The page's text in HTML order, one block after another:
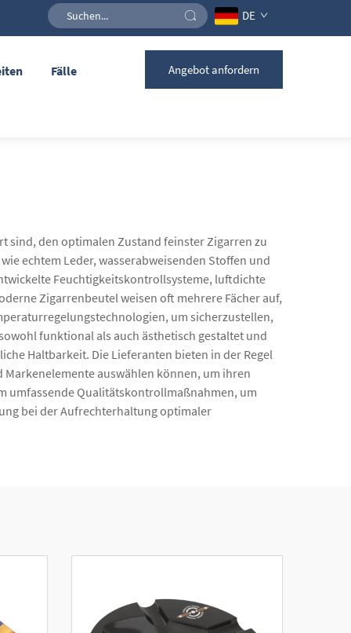
DE
Fälle Angebot anfordern
sind, den optimalen Zustand feinster Zigarren zu
echtem Leder, wasserabweisenden Stoffen und
Feuchtigkeitskontrollsysteme, luftdichte
Zigarrenbeutel weisen oft mehrere Fächer auf,
um sicherzustellen,
funktional als auch ästhetisch gestaltet und
Haltbarkeit. Die Lieferanten bieten in der Regel
auswählen können, um ihren
umfassende Qualitätskontrollmaßnahmen, um
bei der Aufrechterhaltung optimaler